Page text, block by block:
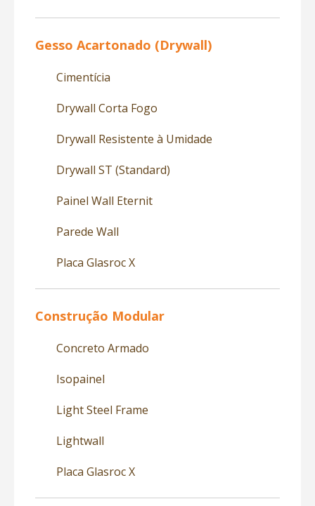
Gesso Acartonado (Drywall)
Cimentícia
Drywall Corta Fogo
Drywall Resistente à Umidade
Drywall ST (Standard)
Painel Wall Eternit
Parede Wall
Placa Glasroc X
Construção Modular
Concreto Armado
Isopainel
Light Steel Frame
Lightwall
Placa Glasroc X